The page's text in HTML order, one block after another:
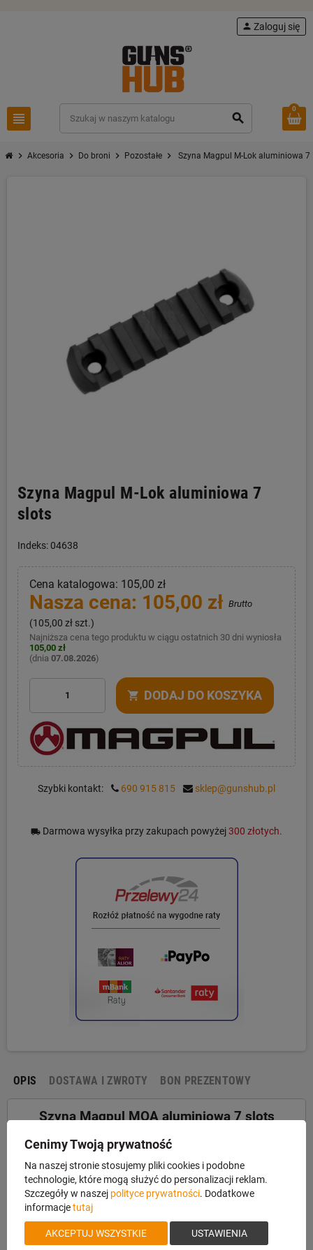
view_headline search
person Zaloguj się
0
chevron_right Akcesoria chevron_right Do broni chevron_right Pozostałe chevron_right Szyna Magpul M-Lok aluminiowa 7
Szyna Magpul M-Lok aluminiowa 7
slots
Indeks: 04638
Cena katalogowa: 105,00 zł
Nasza cena: 105,00 zł Brutto
(105,00 zł szt.)
Najniższa cena tego produktu w ciągu ostatnich 30 dni wyniosła
105,00 zł
(dnia 07.08.2026)
shopping_cart DODAJ DO KOSZYKA
Szybki kontakt: 690 915 815 sklep@gunshub.pl
local_shipping Darmowa wysyłka przy zakupach powyżej300 złotych.
OPIS DOSTAWA I ZWROTY BON PREZENTOWY
Szyna Magpul MOA aluminiowa 7 slots
Polimerowa szyna RIS umożliwiająca montaż akcesoriów
przeznaczonych do systemów Weaver/Picatinny na chwyty
wyposażone w otwory standardu M-LOK. Akcesorium zostało
wykonane ze znanego z innych produktów Magpul wytrzymałego
polimeru. Do zestawu zostały dołączone nakrętki kompatybilne z
systemami M-LOK i MOE oraz śruby z naniesionym anaerobowym
klejem do gwintów. Dla zapewnienia wygody i bezpieczeństwa
Cenimy Twoją prywatność
Na naszej stronie stosujemy pliki cookies i podobne
technologie, które mogą służyć do personalizacji reklam.
Szczegóły w naszej polityce prywatności. Dodatkowe
informacjetutaj
AKCEPTUJ WSZYSTKIE USTAWIENIA